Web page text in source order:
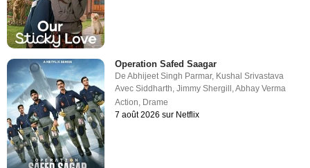
Operation Safed Saagar
DeAbhijeet Singh Parmar, Kushal Srivastava
AvecSiddharth ,Jimmy Shergill ,Abhay Verma
Action Drame
7 août 2026 sur Netflix